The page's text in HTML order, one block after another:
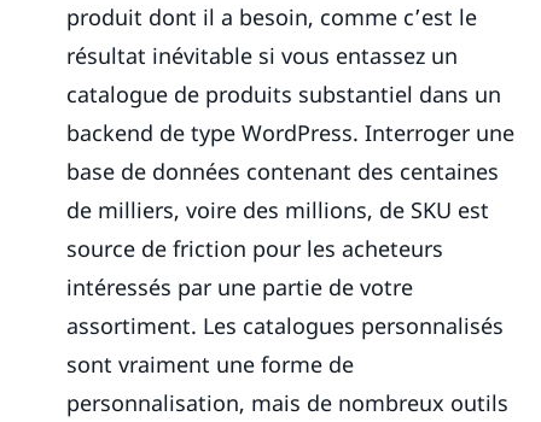
produit dont il a besoin, comme c’est le
résultat inévitable si vous entassez un
catalogue de produits substantiel dans un
backend de type WordPress. Interroger une
base de données contenant des centaines
de milliers, voire des millions, de SKU est
source de friction pour les acheteurs
intéressés par une partie de votre
assortiment. Les catalogues personnalisés
sont vraiment une forme de
personnalisation, mais de nombreux outils